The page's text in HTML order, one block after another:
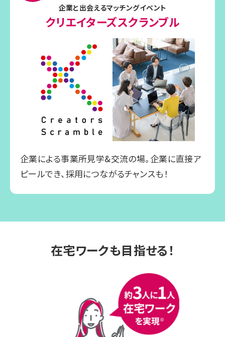
企業と出会えるマッチングイベント
クリエイターズスクランブル
企業による事業所見学&交流の場。企業に直接ア
ピールでき、採用につながるチャンスも！
在宅ワークも目指せる！